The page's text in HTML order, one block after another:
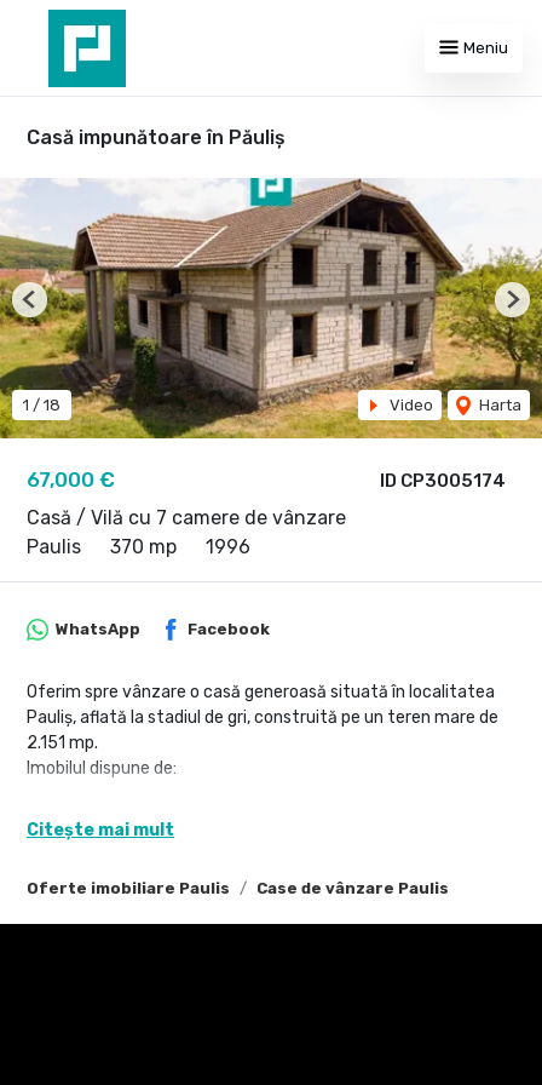
Meniu
Casă impunătoare în Păuliş
ID CP3005174
67,000 €
Casă / Vilă cu 7 camere de vânzare
Paulis
370 mp 1996
1 / 18 Video Harta
Previous
Oferte imobiliare Paulis Case de vânzare Paulis
WhatsApp Facebook
Oferim spre vânzare o casă generoasă situată în localitatea
Pauliș, aflată la stadiul de gri, construită pe un teren mare de
2.151 mp.
Imobilul dispune de:
2 băi
3 balcoane
Citește mai mult